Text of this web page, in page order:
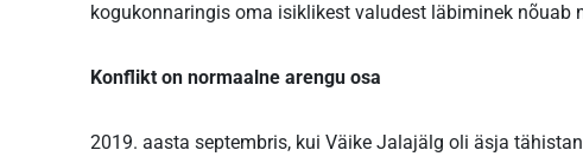
kogukonnaringis oma isiklikest valudest läbiminek nõuab
Konflikt on normaalne arengu osa
2019. aasta septembris, kui Väike Jalajälg oli äsja